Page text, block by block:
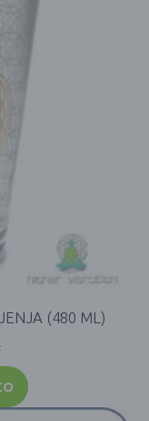
(480 ML)